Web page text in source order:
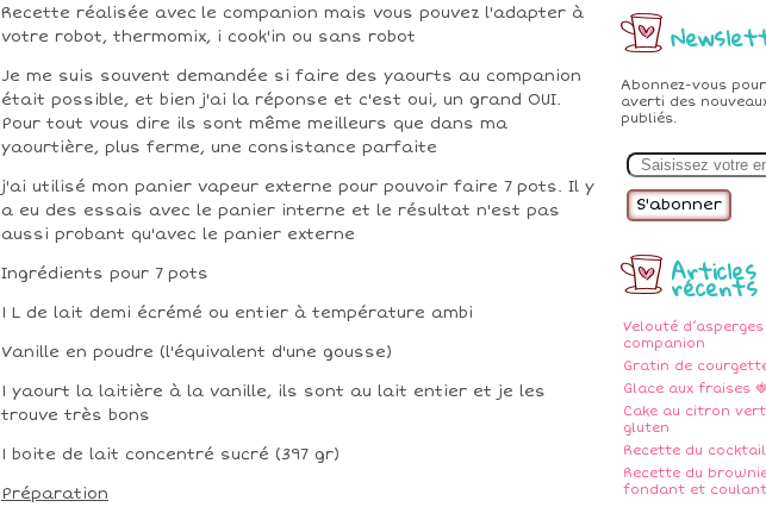
Abonnez-vous
averti des
publiés.
m
Articles
récents
Velouté d’asperges
companion
Gratin de
Glace aux fraises 🍓
Cake au citron
gluten
Recette du
Recette du
fondant et coulant
Recette réalisée avec le companion mais vous pouvez l'adapter à
votre robot, thermomix, i cook'in ou sans robot
Je me suis souvent demandée si faire des yaourts au companion
était possible, et bien j'ai la réponse et c'est oui, un grand OUI.
Pour tout vous dire ils sont même meilleurs que dans ma
yaourtière, plus ferme, une consistance parfaite
j'ai utilisé mon panier vapeur externe pour pouvoir faire 7 pots. Il y
a eu des essais avec le panier interne et le résultat n'est pas
aussi probant qu'avec le panier externe
Ingrédients pour 7 pots
1 L de lait demi écrémé ou entier à température ambi
Vanille en poudre (l'équivalent d'une gousse)
1 yaourt la laitière à la vanille, ils sont au lait entier et je les
trouve très bons
1 boite de lait concentré sucré (397 gr)
Préparation